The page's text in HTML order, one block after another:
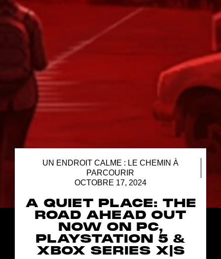
UN ENDROIT CALME : LE CHEMIN À
PARCOURIR
OCTOBRE 17, 2024
A QUIET PLACE: THE
ROAD AHEAD OUT
NOW ON PC,
PLAYSTATION 5 &
XBOX SERIES X|S